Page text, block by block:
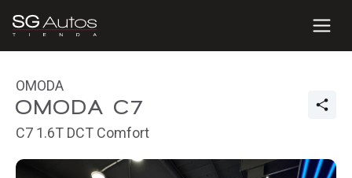
OMODA
OMODA C7
C7 1.6T DCT Comfort